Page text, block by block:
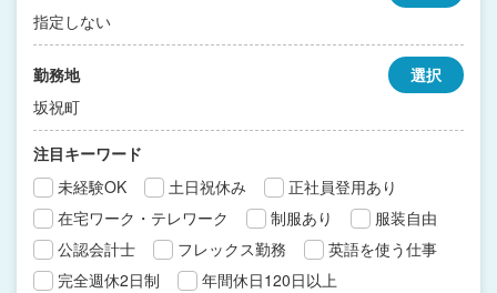
指定しない
勤務地
坂祝町
選択
注目キーワード
未経験OK
土日祝休み
正社員登用あり
在宅ワーク・テレワーク
制服あり
服装自由
公認会計士
フレックス勤務
英語を使う仕事
完全週休2日制
年間休日120日以上